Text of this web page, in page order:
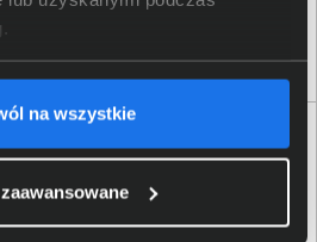
na wszystkie